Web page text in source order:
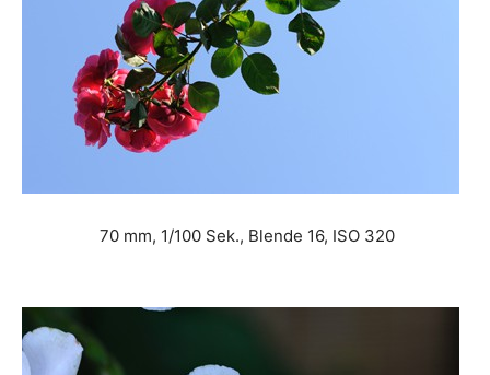
70 mm, 1/100 Sek., Blende 16, ISO 320